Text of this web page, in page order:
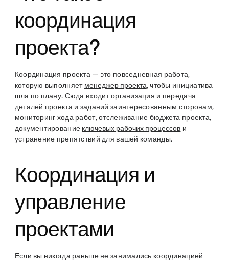
координация
проекта?
Координация проекта — это повседневная работа,
которую выполняет менеджер проекта, чтобы инициатива
шла по плану. Сюда входит организация и передача
деталей проекта и заданий заинтересованным сторонам,
мониторинг хода работ, отслеживание бюджета проекта,
документирование ключевых рабочих процессов и
устранение препятствий для вашей команды.
Координация и
управление
проектами
Если вы никогда раньше не занимались координацией